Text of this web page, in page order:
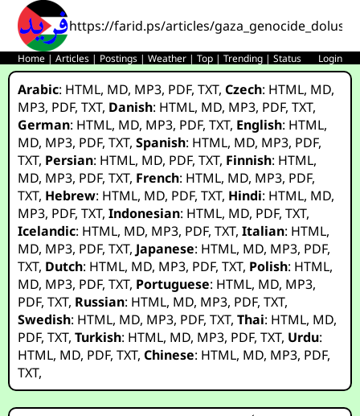
https://farid.ps/articles/
Home |Articles | Postings |Weather |Top |Trending |Status Login
Arabic: HTML, MD, MP3, PDF,TXT,Czech: HTML, MD,
MP3, PDF,TXT, Danish: HTML, MD, MP3, PDF,TXT,
German: HTML, MD, MP3, PDF,TXT, English: HTML,
MD, MP3, PDF,TXT,Spanish: HTML, MD, MP3, PDF,
TXT, Persian: HTML, MD, PDF,TXT, Finnish: HTML,
MD, MP3, PDF,TXT, French: HTML, MD, MP3, PDF,
TXT, Hebrew: HTML, MD, PDF,TXT, Hindi: HTML, MD,
MP3, PDF,TXT,Indonesian: HTML, MD, PDF,TXT,
Icelandic: HTML, MD, MP3, PDF,TXT,Italian: HTML,
MD, MP3, PDF,TXT, Japanese: HTML, MD, MP3, PDF,
TXT, Dutch: HTML, MD, MP3, PDF,TXT, Polish: HTML,
MD, MP3, PDF,TXT, Portuguese: HTML, MD, MP3,
PDF,TXT, Russian: HTML, MD, MP3, PDF,TXT,
Swedish: HTML, MD, MP3, PDF,TXT,Thai: HTML, MD,
PDF,TXT,Turkish: HTML, MD, MP3, PDF,TXT, Urdu:
HTML, MD, PDF,TXT,Chinese: HTML, MD, MP3, PDF,
TXT,